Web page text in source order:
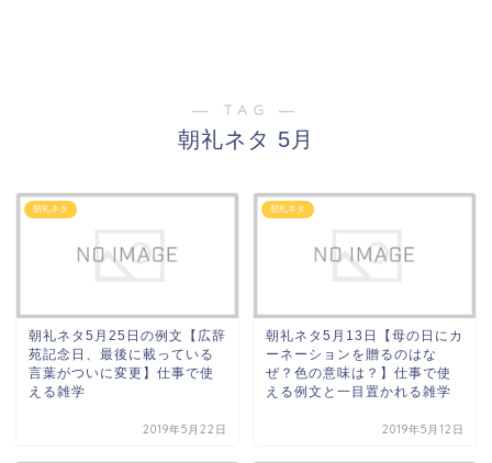
― TAG ―
朝礼ネタ 5月
朝礼ネタ
朝礼ネタ5月25日の例文【広辞
苑記念日、最後に載っている
言葉がついに変更】仕事で使
える雑学
2019年5月22日
朝礼ネタ
朝礼ネタ5月13日【母の日にカ
ーネーションを贈るのはな
ぜ？色の意味は？】仕事で使
える例文と一目置かれる雑学
2019年5月12日